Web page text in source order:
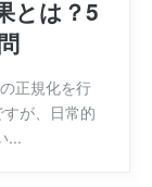
とは？5
正規化を行
が、日常的
...